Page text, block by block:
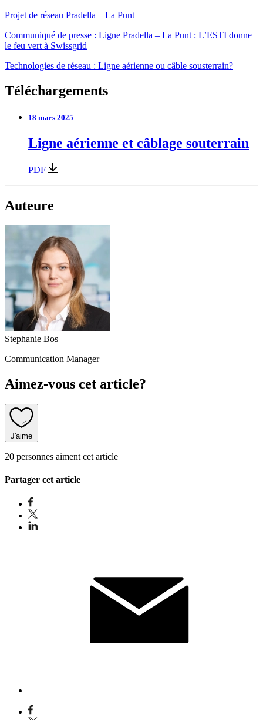
Projet de réseau Pradella – La Punt
Communiqué de presse : Ligne Pradella – La Punt : L’ESTI donne
le feu vert à Swissgrid
Technologies de réseau : Ligne aérienne ou câble sousterrain?
Téléchargements
18 mars 2025
Ligne aérienne et câblage souterrain
PDF
Auteure
Stephanie Bos
Communication Manager
Aimez-vous cet article?
J'aime
20 personnes aiment cet article
Partager cet article